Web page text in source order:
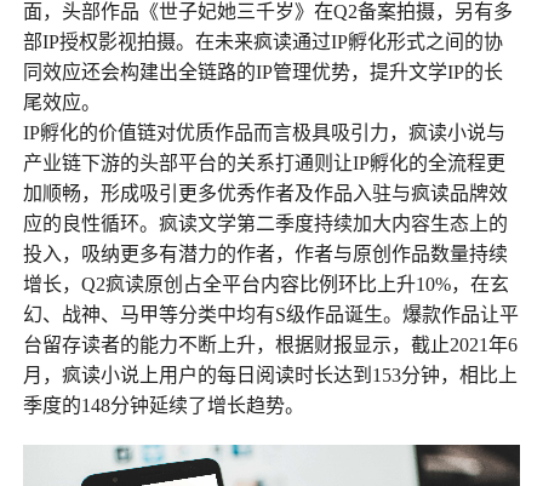
面，头部作品《世子妃她三千岁》在Q2备案拍摄，另有多
部IP授权影视拍摄。在未来疯读通过IP孵化形式之间的协
同效应还会构建出全链路的IP管理优势，提升文学IP的长
尾效应。
IP孵化的价值链对优质作品而言极具吸引力，疯读小说与
产业链下游的头部平台的关系打通则让IP孵化的全流程更
加顺畅，形成吸引更多优秀作者及作品入驻与疯读品牌效
应的良性循环。疯读文学第二季度持续加大内容生态上的
投入，吸纳更多有潜力的作者，作者与原创作品数量持续
增长，Q2疯读原创占全平台内容比例环比上升10%，在玄
幻、战神、马甲等分类中均有S级作品诞生。爆款作品让平
台留存读者的能力不断上升，根据财报显示，截止2021年6
月，疯读小说上用户的每日阅读时长达到153分钟，相比上
季度的148分钟延续了增长趋势。